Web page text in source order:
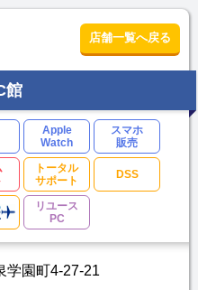
店舗一覧へ戻る
館
Apple
Watch
スマホ
販売
トータル
サポート
DSS
リユース
PC
学園町4-27-21